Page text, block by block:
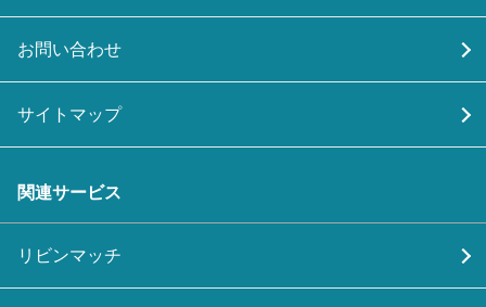
お問い合わせ
サイトマップ
関連サービス
リビンマッチ